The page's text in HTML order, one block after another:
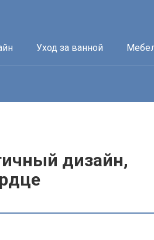
Уход за ванной
дизайн,